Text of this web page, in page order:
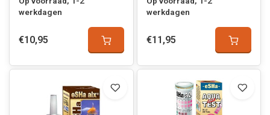
werkdagen
€10,95
werkdagen
€11,95